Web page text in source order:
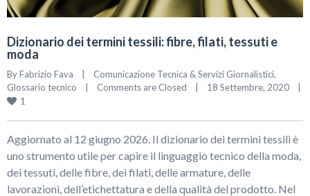
Dizionario dei termini tessili: fibre, filati, tessuti e
moda
By Fabrizio Fava | Comunicazione Tecnica & Servizi Giornalistici
Glossario tecnico
| Comments are Closed | 18 Settembre, 2020 |
1
Aggiornato al 12 giugno 2026. Il dizionario dei termini tessili è
uno strumento utile per capire il linguaggio tecnico della moda,
dei tessuti, delle fibre, dei filati, delle armature, delle
lavorazioni, dell’etichettatura e della qualità del prodotto. Nel